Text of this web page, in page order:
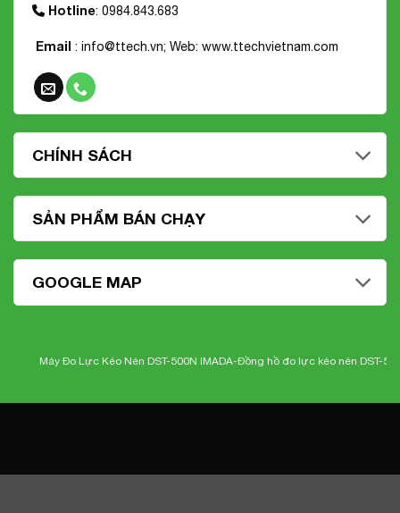
Hotline: 0984.843.683
Email : info@ttech.vn; Web: www.ttechvietnam.com
CHÍNH SÁCH
SẢN PHẨM BÁN CHẠY
GOOGLE MAP
Máy Đo Lực Kéo Nén DST-500N IMADA-Đồng hồ đo lực kéo nén DST-500N